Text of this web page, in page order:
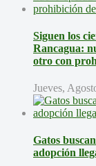
Siguen los
Rancagua:
otro con
Jueves,
Gatos
adopción